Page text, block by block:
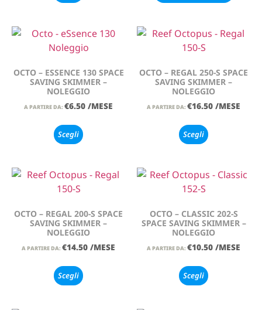
OCTO – ESSENCE 130 SPACE
SAVING SKIMMER –
NOLEGGIO
A PARTIRE DA: €6.50 /MESE
Scegli
OCTO – REGAL 250-S SPACE
SAVING SKIMMER –
NOLEGGIO
A PARTIRE DA: €16.50 /MESE
Scegli
OCTO – REGAL 200-S SPACE
SAVING SKIMMER –
NOLEGGIO
A PARTIRE DA: €14.50 /MESE
Scegli
OCTO – CLASSIC 202-S
SPACE SAVING SKIMMER –
NOLEGGIO
A PARTIRE DA: €10.50 /MESE
Scegli